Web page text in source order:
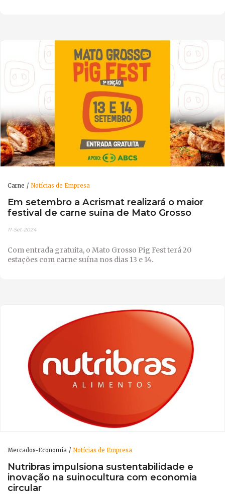
Carne Notícias de Empresa
Em setembro a Acrismat realizará o maior
festival de carne suína de Mato Grosso
11-Set-2024
Com entrada gratuita, o Mato Grosso Pig Fest terá 20
estações com carne suína nos dias 13 e 14.
Mercados-Economia Notícias de Empresa
Nutribras impulsiona sustentabilidade e
inovação na suinocultura com economia
circular